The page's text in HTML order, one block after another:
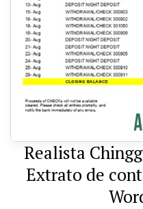
Realista
Extrato de